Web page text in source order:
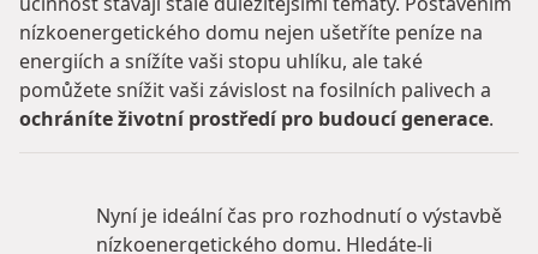
nízkoenergetického domu nejen ušetříte peníze na
energiích a snížíte vaši stopu uhlíku, ale také
pomůžete snížit vaši závislost na fosilních palivech a
ochráníte životní prostředí pro budoucí generace.
Nyní je ideální čas pro rozhodnutí o výstavbě
nízkoenergetického domu. Hledáte-li